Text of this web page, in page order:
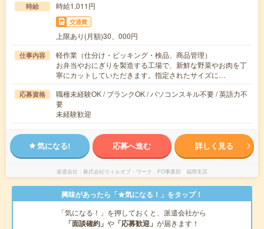
時給 時給1,011円
交通費
上限あり(月額)30、000円
仕事内容
軽作業（仕分け・ピッキング・検品、商品管理）
お弁当やおにぎりを製造する工場で、新鮮な野菜やお肉を丁
寧にカットしていただきます。指定されたサイズに…
応募資格
職種未経験OK / ブランクOK / パソコンスキル不要 / 英語力不
要
未経験歓迎
気になる! 応募へ進む 詳しく見る
派遣会社 株式会社ウィルオブ・ワーク FO事業部 福岡支店
興味があったら「★気になる！」をタップ！
「気になる！」を押しておくと、派遣会社から
「面談確約」 や 「応募歓迎」 が届きます！